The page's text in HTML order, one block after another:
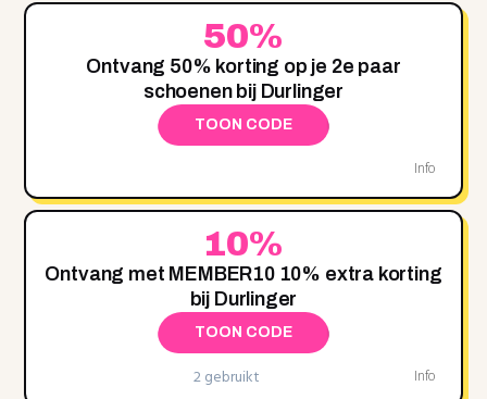
50%
Ontvang 50% korting op je 2e paar
schoenen bij Durlinger
TOON CODE
Info
10%
Ontvang met MEMBER10 10% extra korting
bij Durlinger
TOON CODE
2 gebruikt Info